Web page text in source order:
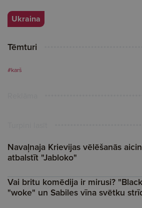
Ukraina
Tēmturi
#karš
Navaļnaja Krievijas vēlēšanās
atbalstīt "Jabloko"
Vai britu komēdija ir mirusi?
"woke" un Sabiles vīna svētku